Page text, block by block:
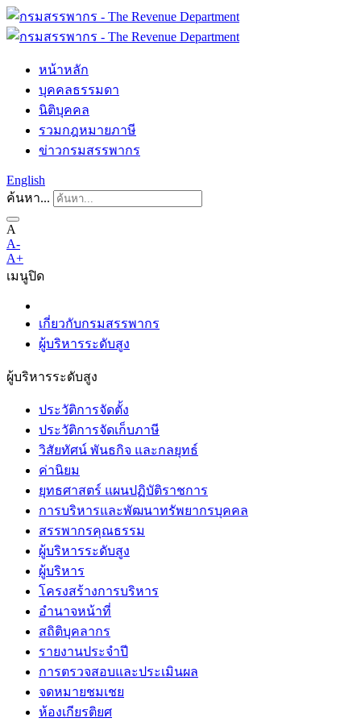
หน้าหลัก
บุคคลธรรมดา
นิติบุคคล
รวมกฎหมายภาษี
ข่าวกรมสรรพากร
English
ค้นหา...
A
A-
A+
เมนูปิด
เกี่ยวกับกรมสรรพากร
ผู้บริหารระดับสูง
ผู้บริหารระดับสูง
ประวัติการจัดตั้ง
ประวัติการจัดเก็บภาษี
วิสัยทัศน์ พันธกิจ และกลยุทธ์
ค่านิยม
ยุทธศาสตร์ แผนปฏิบัติราชการ
การบริหารและพัฒนาทรัพยากรบุคคล
สรรพากรคุณธรรม
ผู้บริหารระดับสูง
ผู้บริหาร
โครงสร้างการบริหาร
อำนาจหน้าที่
สถิติบุคลากร
รายงานประจำปี
การตรวจสอบและประเมินผล
จดหมายชมเชย
ห้องเกียรติยศ